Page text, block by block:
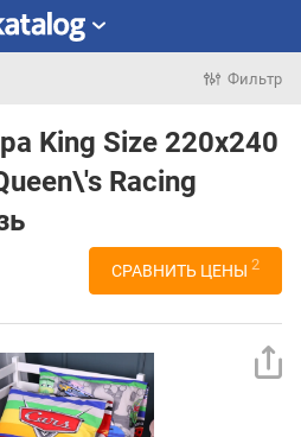
Фильтр
King Size 220х240
Racing
СРАВНИТЬ ЦЕНЫ 2